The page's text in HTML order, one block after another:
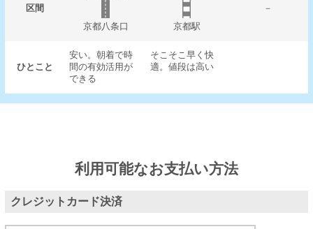
区間
－
京都八条口
京都駅
ひとこと
安い。朝着で時
間の有効活用が
できる
そこそこ早く快
適。値段は高い
利用可能なお支払い方法
クレジットカード決済